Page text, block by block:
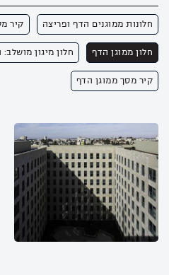
חלונות ממוגנים הדף ופריצה קיר
חלון ממוגן הדף חלון מיגון
קיר מסך ממוגן הדף